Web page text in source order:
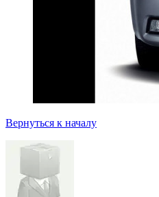
Вернуться к началу